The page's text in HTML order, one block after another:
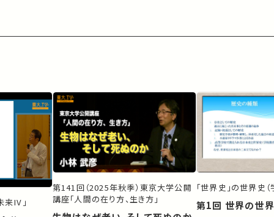
来IV」
第141回（2025年秋季）東京大学公開
講座「人間の在り方、生き方」
「世界史」の世界史
第1回 世界の世